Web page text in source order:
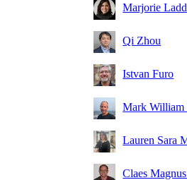
Marjorie Ladd
Qi Zhou
Istvan Furo
Mark William
Lauren Sara
Claes